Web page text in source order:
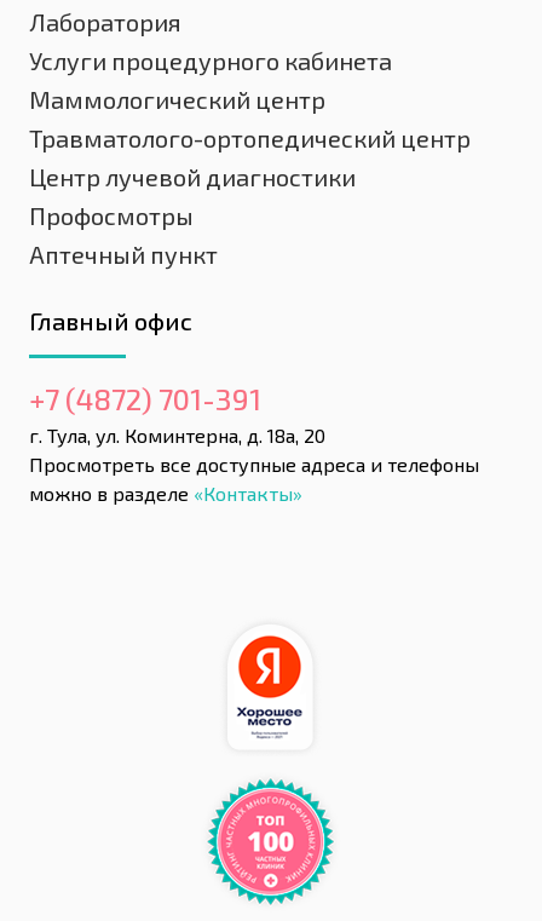
Лаборатория
Услуги процедурного кабинета
Маммологический центр
Травматолого-ортопедический центр
Центр лучевой диагностики
Профосмотры
Аптечный пункт
Главный офис
+7 (4872) 701-391
г. Тула, ул. Коминтерна, д. 18а, 20
Просмотреть все доступные адреса и телефоны
можно в разделе «Контакты»